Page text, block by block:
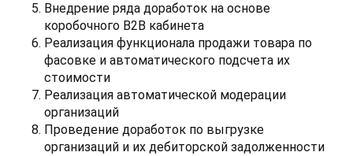
Внедрение ряда доработок на основе
коробочного B2B кабинета
Реализация функционала продажи товара по
фасовке и автоматического подсчета их
стоимости
Реализация автоматической модерации
организаций
Проведение доработок по выгрузке
организаций и их дебиторской задолженности